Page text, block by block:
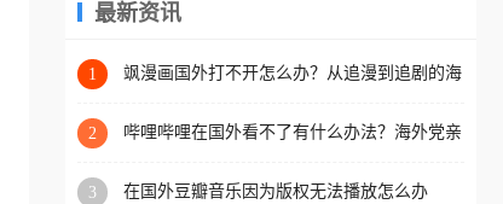
区工作、留学、定居等，都
权限制所困扰。
回国加速器，即可解决「海
版权限制」的问题，无论人
国、加拿大、澳大利亚、欧
最新资讯
1
飒漫画国外打不开怎么办？从追漫到追剧的海
2
哔哩哔哩在国外看不了有什么办法？海外党亲
3 在国外豆瓣音乐因为版权无法播放怎么办